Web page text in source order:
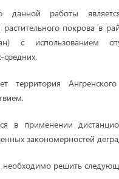
работы
покрова в
с
средних.
территория
в применении
закономерностей
необходимо решить